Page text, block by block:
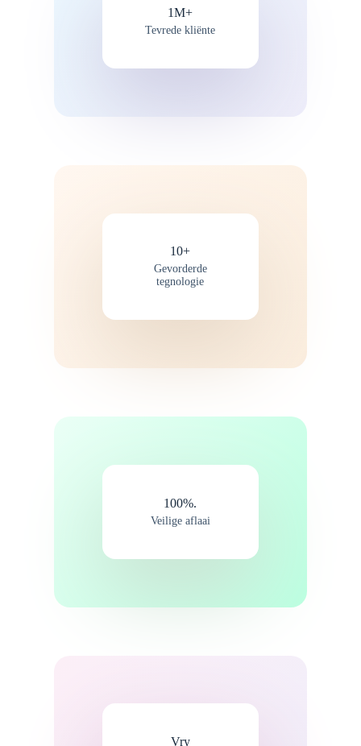
1M+
Tevrede kliënte
10+
Gevorderde
tegnologie
100%.
Veilige aflaai
Vry